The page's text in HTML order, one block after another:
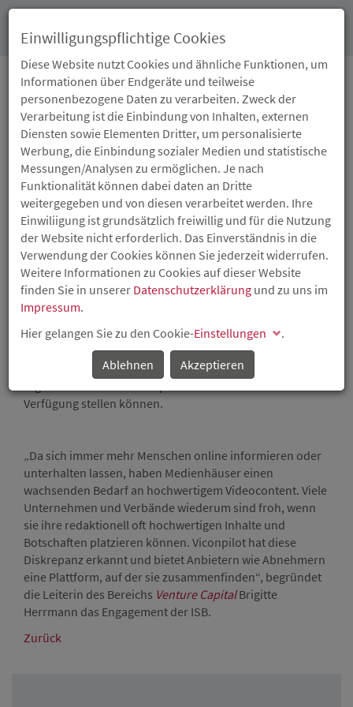
12.07.2018
ISB BETEILIGT SICH AN
VICONPILOT GMBH AUS
NIERSTEIN
Plattform für Videocontent gefördert
Die ISB beteiligt sich über ihre Tochtergesellschaft, die
Wagnisfinanzierungsgesellschaft für
Technologieförderung Rheinland-Pfalz GmbH (WFT), aus
Mitteln des Innovationsfonds Rheinland-Pfalz II an der
Viconpilot GmbH aus Nierstein. Gegründet von zwei
Kommunikationspsychologen betreibt das Start-up seit
Mai 2018 eine Videoplattform, auf der Unternehmen
Verfügung stellen können.
„Da sich immer mehr Menschen online informieren oder
unterhalten lassen, haben Medienhäuser einen
wachsenden Bedarf an hochwertigem Videocontent. Viele
Unternehmen und Verbände wiederum sind froh, wenn
sie ihre redaktionell oft hochwertigen Inhalte und
Botschaften platzieren können. Viconpilot hat diese
Diskrepanz erkannt und bietet Anbietern wie Abnehmern
eine Plattform, auf der sie zusammenfinden“, begründet
die Leiterin des Bereichs Venture CapitalBrigitte
Herrmann das Engagement der ISB.
Zurück
Einwilligungspflichtige Cookies
Diese Website nutzt Cookies und ähnliche Funktionen, um
Informationen über Endgeräte und teilweise
personenbezogene Daten zu verarbeiten. Zweck der
Verarbeitung ist die Einbindung von Inhalten, externen
Diensten sowie Elementen Dritter, um personalisierte
Werbung, die Einbindung sozialer Medien und statistische
Messungen/Analysen zu ermöglichen. Je nach
Funktionalität können dabei daten an Dritte
weitergegeben und von diesen verarbeitet werden. Ihre
Einwiliigung ist grundsätzlich freiwillig und für die Nutzung
der Website nicht erforderlich. Das Einverständnis in die
Verwendung der Cookies können Sie jederzeit widerrufen.
Weitere Informationen zu Cookies auf dieser Website
finden Sie in unserer Datenschutzerklärung und zu uns im
Impressum.
Hier gelangen Sie zu den Cookie-Einstellungen
.
Ablehnen
Akzeptieren